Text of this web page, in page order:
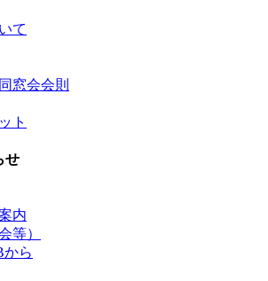
て
窓会会則
ト
せ
内
等）
から